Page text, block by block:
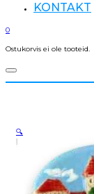
KONTAKT
0
Ostukorvis ei ole tooteid.
🔍